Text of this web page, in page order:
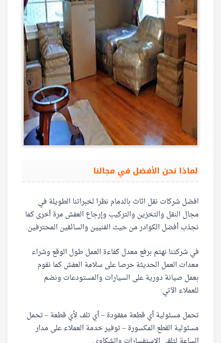
لماذا نحن الأفضل في مجالنا
افضل شركات نقل اثاث بالدمام نظرا لخبراتنا الطويلة في
مجال النقل والتخزين والتركيب وإرجاع العفش مرة أخرى كما
نجذب أفضل الكوادر من حيث الفنيين والسائقين المحترفين.
في شركتنا نهتم برفع معدل كفاءة العمل طول الوقع وشراء
معدات العمل الحديثة حرصا على سلامة العفش كما نقوم
بعمل صيانة دورية على السيارات والمستودعات ونضم
للعملاء الآتي:
تحمل مسئولية أي قطعة مفقودة – أي تلف لأي قطعة – تحمل
مسئولية القطع المكسورة – توفير خدمة العملاء على مدار